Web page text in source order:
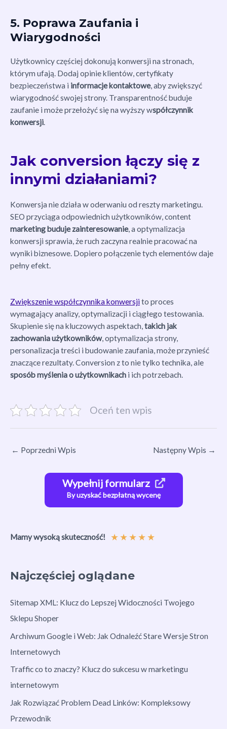
5. Poprawa Zaufania i
Wiarygodności
Użytkownicy częściej dokonują konwersji na stronach,
którym ufają. Dodaj opinie klientów, certyfikaty
bezpieczeństwa i informacje kontaktowe, aby zwiększyć
wiarygodność swojej strony. Transparentność buduje
zaufanie i może przełożyć się na wyższy współczynnik
konwersji
Jak conversion łączy się z
innymi działaniami?
Konwersja nie działa w oderwaniu od reszty marketingu.
SEO przyciąga odpowiednich użytkowników, content
marketing buduje zainteresowanie, a optymalizacja
konwersji sprawia, że ruch zaczyna realnie pracować na
wyniki biznesowe. Dopiero połączenie tych elementów daje
pełny efekt.
Zwiększenie współczynnika konwersjito proces
wymagający analizy, optymalizacji i ciągłego testowania.
Skupienie się na kluczowych aspektach, takich jak
zachowania użytkowników, optymalizacja strony,
personalizacja treści i budowanie zaufania, może przynieść
znaczące rezultaty. Conversion z to nie tylko technika, ale
sposób myślenia o użytkownikach i ich potrzebach.
Oceń ten wpis
← Poprzedni Wpis Następny Wpis →
Wypełnij formularz
By uzyskać bezpłatną wycenę
Mamy wysoką skuteczność! ★★★★★
Najczęściej oglądane
Sitemap XML: Klucz do Lepszej Widoczności Twojego
Sklepu Shoper
Archiwum Google i Web: Jak Odnaleźć Stare Wersje Stron
Internetowych
Traffic co to znaczy? Klucz do sukcesu w marketingu
internetowym
Jak Rozwiązać Problem Dead Linków: Kompleksowy
Przewodnik